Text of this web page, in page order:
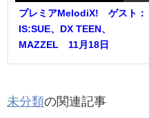
プレミアMelodiX! ゲスト：
IS:SUE、DX TEEN、
MAZZEL 11月18日
未分類の関連記事